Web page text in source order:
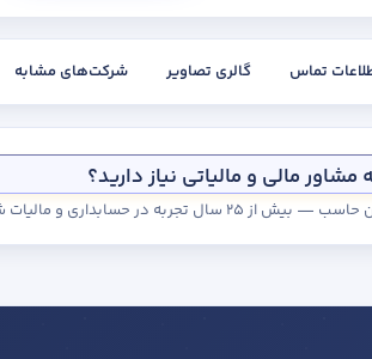
تماس گالری تصاویر شرکت‌های مشابه
مشاور مالی و مالیاتی نیاز دارید؟
از ۲۵ سال تجربه در حسابداری و مالیات شرکت‌ها